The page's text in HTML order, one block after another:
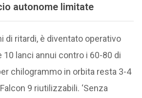
autonome limitate
di ritardi, è diventato operativo
10 lanci annui contro i 60-80 di
chilogrammo in orbita resta 3-4
9 riutilizzabili. ‘Senza